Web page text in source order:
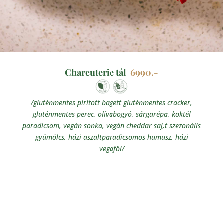
Charcuterie tál 6990.-
/gluténmentes pirított bagett gluténmentes cracker,
gluténmentes perec, olívabogyó, sárgarépa, koktél
paradicsom, vegán sonka, vegán cheddar saj,t szezonális
gyümölcs, házi aszaltparadicsomos humusz, házi
vegaföl/